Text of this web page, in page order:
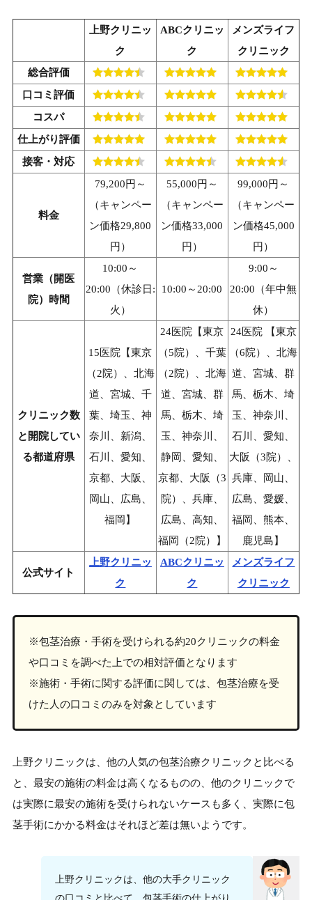
上野クリニッ
ク
ABCクリニッ
ク
メンズライフ
クリニック
総合評価
口コミ評価
コスパ
仕上がり評価
接客・対応
料金
79,200円～
（キャンペー
ン価格29,800
円）
55,000円～
（キャンペー
ン価格33,000
円）
99,000円～
（キャンペー
ン価格45,000
円）
営業（開医
院）時間
10:00～
20:00（休診日:
火）
10:00～20:00
9:00～
20:00（年中無
休）
クリニック数
と開院してい
る都道府県
15医院【東京
（2院）、北海
道、宮城、千
葉、埼玉、神
奈川、新潟、
石川、愛知、
京都、大阪、
岡山、広島、
福岡】
24医院【東京
（5院）、千葉
（2院）、北海
道、宮城、群
馬、栃木、埼
玉、神奈川、
静岡、愛知、
京都、大阪（3
院）、兵庫、
広島、高知、
福岡（2院）】
24医院 【東京
（6院）、北海
道、宮城、群
馬、栃木、埼
玉、神奈川、
石川、愛知、
大阪（3院）、
兵庫、岡山、
広島、愛媛、
福岡、熊本、
鹿児島】
公式サイト
上野クリニッ
ク
ABCクリニッ
ク
メンズライフ
クリニック
※包茎治療・手術を受けられる約20クリニックの料金
や口コミを調べた上での相対評価となります
※施術・手術に関する評価に関しては、包茎治療を受
けた人の口コミのみを対象としています
上野クリニックは、他の人気の包茎治療クリニックと比べる
と、最安の施術の料金は高くなるものの、他のクリニックで
は実際に最安の施術を受けられないケースも多く、実際に包
茎手術にかかる料金はそれほど差は無いようです。
上野クリニックは、他の大手クリニック